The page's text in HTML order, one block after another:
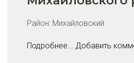
Район: Михайловский
Подробнее... Добавить